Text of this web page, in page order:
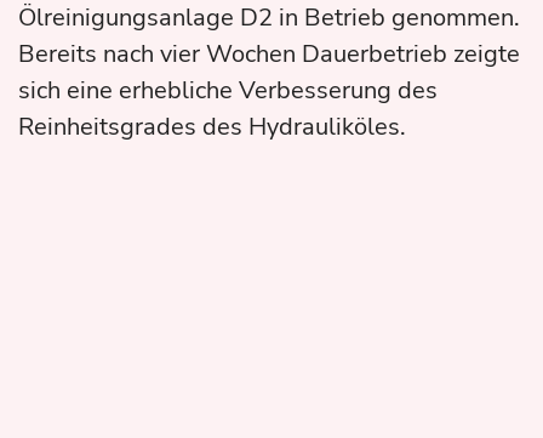
Ölreinigungsanlage D2 in Betrieb genommen.
Bereits nach vier Wochen Dauerbetrieb zeigte
sich eine erhebliche Verbesserung des
Reinheitsgrades des Hydrauliköles.